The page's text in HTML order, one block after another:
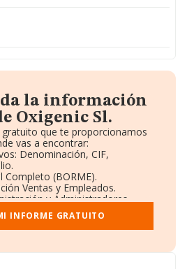
la información
Oxigenic Sl.
que te proporcionamos
vas a encontrar:
Denominación, CIF,
(BORME).
Ventas y Empleados.
y Administradores.
en otras empresas.
y registral complementaria.
INFORME GRATUITO